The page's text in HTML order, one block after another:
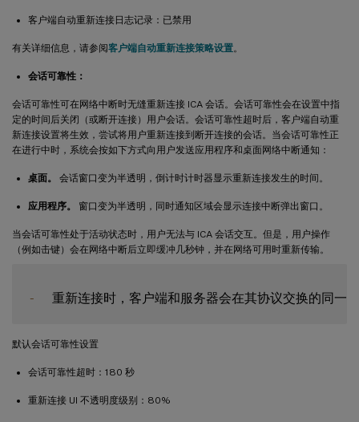
客户端自动重新连接日志记录：已禁用
有关详细信息，请参阅客户端自动重新连接策略设置。
会话可靠性：
会话可靠性可在网络中断时无缝重新连接 ICA 会话。会话可靠性会在设置中指
定的时间后关闭（或断开连接）用户会话。会话可靠性超时后，客户端自动重
新连接设置将生效，尝试将用户重新连接到断开连接的会话。当会话可靠性正
在进行中时，系统会按如下方式向用户发送应用程序和桌面网络中断通知：
桌面。 会话窗口变为半透明，倒计时计时器显示重新连接发生的时间。
应用程序。 窗口变为半透明，同时通知区域会显示连接中断弹出窗口。
当会话可靠性处于活动状态时，用户无法与 ICA 会话交互。但是，用户操作
（例如击键）会在网络中断后立即缓冲几秒钟，并在网络可用时重新传输。
-
默认会话可靠性设置
会话可靠性超时：180 秒
重新连接 UI 不透明度级别：80%